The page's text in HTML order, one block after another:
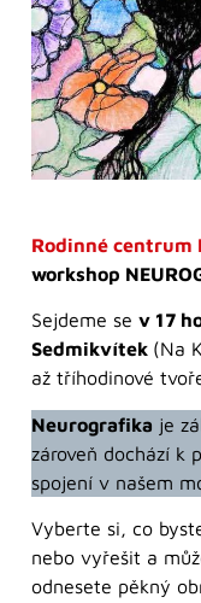
Rodinné centrum
workshop
Sejdeme se v 17
Sedmikvítek (Na
až tříhodinové
Neurografika je
zároveň dochází k
spojení v našem
Vyberte si, co
nebo vyřešit a
odnesete pěkný